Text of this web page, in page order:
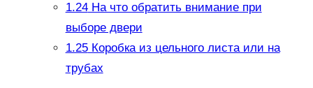
1.24На что обратить внимание при
выборе двери
1.25Коробка из цельного листа или на
трубах